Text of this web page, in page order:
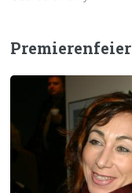
Premierenfeier